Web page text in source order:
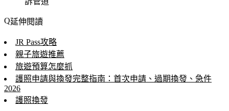
延伸閱讀
JR Pass攻略
親子旅遊推薦
旅遊預算怎麼抓
護照申請與換發完整指南：首次申請、過期換發、急件
2026
護照換發